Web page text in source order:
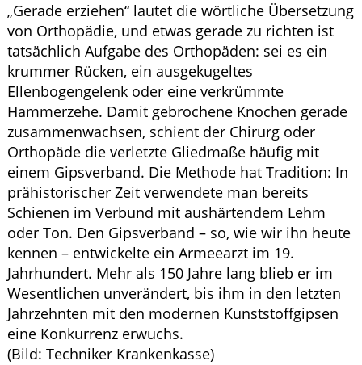
„Gerade erziehen“ lautet die wörtliche Übersetzung
von Orthopädie, und etwas gerade zu richten ist
tatsächlich Aufgabe des Orthopäden: sei es ein
krummer Rücken, ein ausgekugeltes
Ellenbogengelenk oder eine verkrümmte
Hammerzehe. Damit gebrochene Knochen gerade
zusammenwachsen, schient der Chirurg oder
Orthopäde die verletzte Gliedmaße häufig mit
einem Gipsverband. Die Methode hat Tradition: In
prähistorischer Zeit verwendete man bereits
Schienen im Verbund mit aushärtendem Lehm
oder Ton. Den Gipsverband – so, wie wir ihn heute
kennen – entwickelte ein Armeearzt im 19.
Jahrhundert. Mehr als 150 Jahre lang blieb er im
Wesentlichen unverändert, bis ihm in den letzten
Jahrzehnten mit den modernen Kunststoffgipsen
eine Konkurrenz erwuchs.
(Bild: Techniker Krankenkasse)